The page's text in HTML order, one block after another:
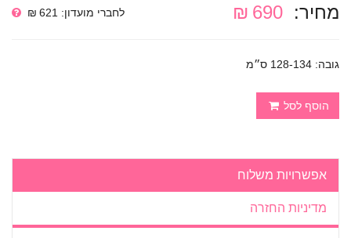
מחיר: 690 ₪ לחברי מועדון: 621 ₪
גובה: 128-134 ס״מ
הוסף לסל
אפשרויות משלוח
מדיניות החזרה